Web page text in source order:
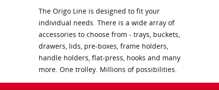
The Origo Line is designed to fit your
individual needs. There is a wide array of
accessories to choose from - trays, buckets,
drawers, lids, pre-boxes, frame holders,
handle holders, flat-press, hooks and many
more. One trolley. Millions of possibilities.